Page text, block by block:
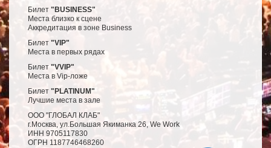
Билет "BUSINESS"
Места близко к сцене
Аккредитация в зоне Business
Билет "VIP"
Места в первых рядах
Билет "VVIP"
Места в Vip-ложе
Билет "PLATINUM"
Лучшие места в зале
ООО "ГЛОБАЛ КЛАБ"
г.Москва, ул.Большая Якиманка 26, We Work
ИНН 9705117830
ОГРН 1187746468260